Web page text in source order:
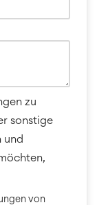
zu
sonstige
und
von